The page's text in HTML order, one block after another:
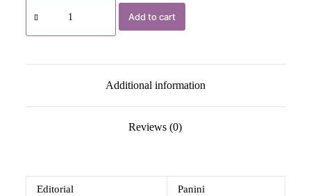
Add to cart
Additional information
Reviews (0)
Editorial Panini